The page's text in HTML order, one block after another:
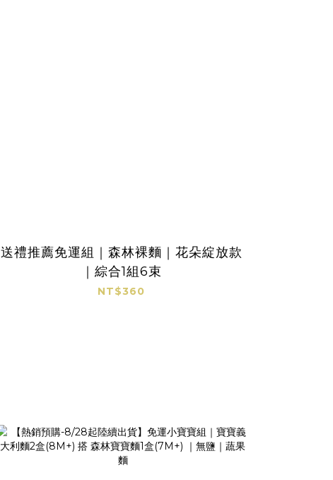
送禮推薦免運組｜森林裸麵｜花朵綻放款
｜綜合1組6束
NT$360